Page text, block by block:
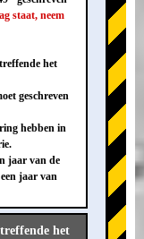
staat, neem
het
geschreven
hebben in
jaar van de
jaar van
het